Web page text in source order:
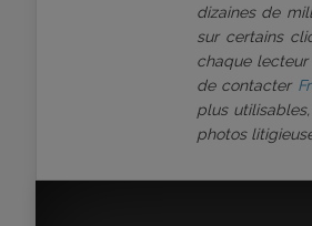
dizaines de
sur certains
chaque
de contacter
plus
photos